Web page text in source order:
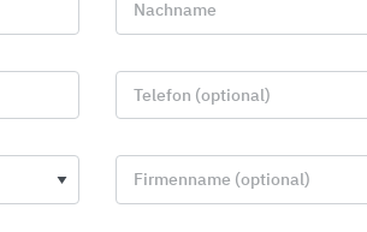
Nachname
Telefon (optional)
Firmenname (optional)